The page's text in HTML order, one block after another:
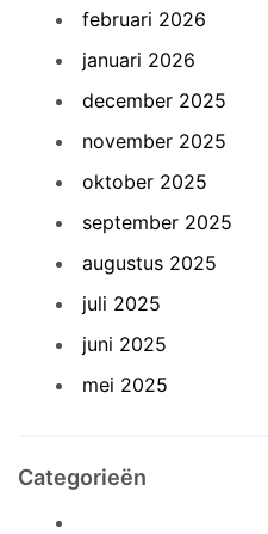
februari 2026
januari 2026
december 2025
november 2025
oktober 2025
september 2025
augustus 2025
juli 2025
juni 2025
mei 2025
Categorieën